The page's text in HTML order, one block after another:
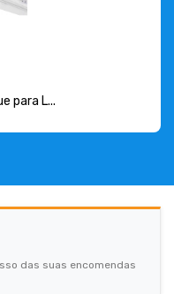
para L...
das suas encomendas